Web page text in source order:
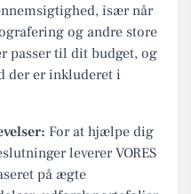
især når
og andre store
passer til dit budget, og
der er inkluderet i
For at hjælpe dig
leverer VORES
på ægte